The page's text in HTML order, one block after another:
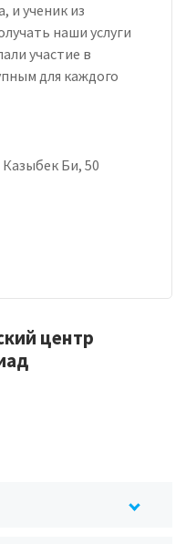
и ученик из
наши услуги
участие в
для каждого
Би, 50
центр